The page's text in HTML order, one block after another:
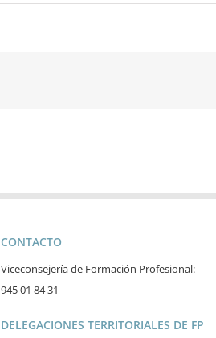
CONTACTO
Viceconsejería de Formación Profesional:
945 01 84 31
DELEGACIONES TERRITORIALES DE FP